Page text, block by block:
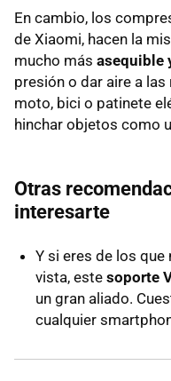
En cambio, los
de Xiaomi, hacen la
mucho más asequible
presión o dar aire a
moto, bici o patinete
hinchar objetos como
Otras
interesarte
Y si eres de los
vista, este soporte
un gran aliado.
cualquier